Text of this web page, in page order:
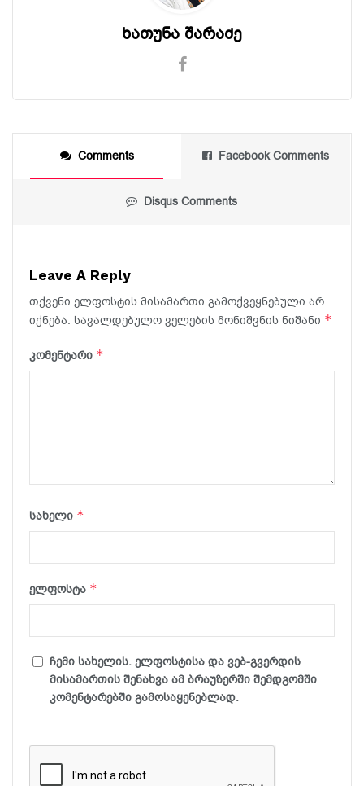
ხათუნა შარაძე
Comments Facebook Comments
Disqus Comments
Leave A Reply
თქვენი ელფოსტის მისამართი გამოქვეყნებული არ
იქნება. სავალდებულო ველების მონიშვნის ნიშანი *
კომენტარი *
სახელი *
ელფოსტა *
ჩემი სახელის. ელფოსტისა და ვებ-გვერდის
მისამართის შენახვა ამ ბრაუზერში შემდგომში
კომენტარებში გამოსაყენებლად.